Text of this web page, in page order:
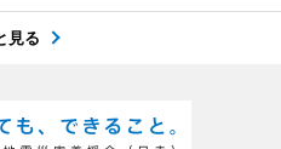
見る